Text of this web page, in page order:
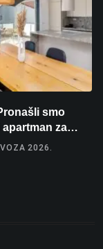
smo
za
na more, tri
2026.